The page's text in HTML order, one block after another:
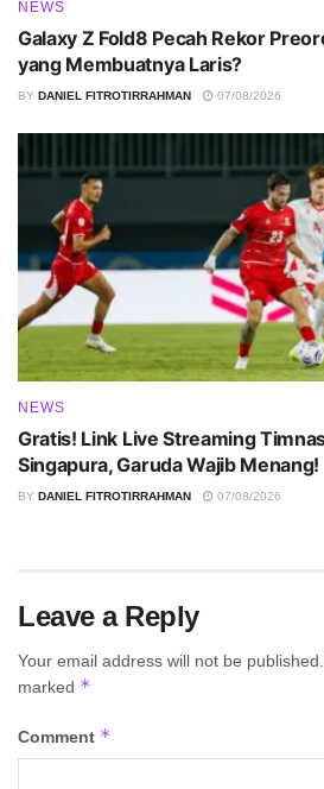
NEWS
Galaxy Z Fold8 Pecah Rekor
yang Membuatnya Laris?
BY DANIEL FITROTIRRAHMAN 07/08/2026
NEWS
Gratis! Link Live Streaming
Singapura, Garuda Wajib Menang!
BY DANIEL FITROTIRRAHMAN 07/08/2026
Leave a Reply
Your email address will not be published.
marked *
Comment *